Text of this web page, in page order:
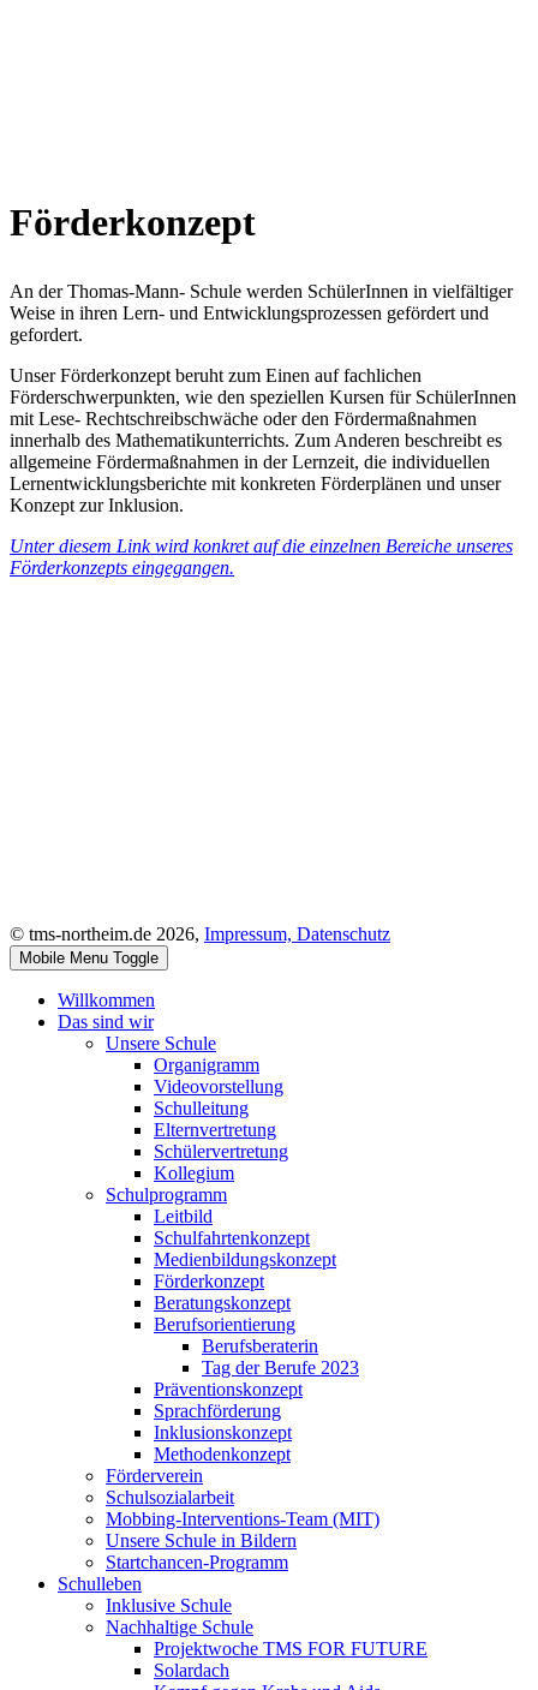
Förderkonzept
An der Thomas-Mann- Schule werden SchülerInnen in vielfältiger
Weise in ihren Lern- und Entwicklungsprozessen gefördert und
gefordert.
Unser Förderkonzept beruht zum Einen auf fachlichen
Förderschwerpunkten, wie den speziellen Kursen für SchülerInnen
mit Lese- Rechtschreibschwäche oder den Fördermaßnahmen
innerhalb des Mathematikunterrichts. Zum Anderen beschreibt es
allgemeine Fördermaßnahmen in der Lernzeit, die individuellen
Lernentwicklungsberichte mit konkreten Förderplänen und unser
Konzept zur Inklusion.
Unter diesem Link wird konkret auf die einzelnen Bereiche unseres
Förderkonzepts eingegangen.
© tms-northeim.de 2026, Impressum, Datenschutz
Mobile Menu Toggle
Willkommen
Das sind wir
Unsere Schule
Organigramm
Videovorstellung
Schulleitung
Elternvertretung
Schülervertretung
Kollegium
Schulprogramm
Leitbild
Schulfahrtenkonzept
Medienbildungskonzept
Förderkonzept
Beratungskonzept
Berufsorientierung
Berufsberaterin
Tag der Berufe 2023
Präventionskonzept
Sprachförderung
Inklusionskonzept
Methodenkonzept
Förderverein
Schulsozialarbeit
Mobbing-Interventions-Team (MIT)
Unsere Schule in Bildern
Startchancen-Programm
Schulleben
Inklusive Schule
Nachhaltige Schule
Projektwoche TMS FOR FUTURE
Solardach